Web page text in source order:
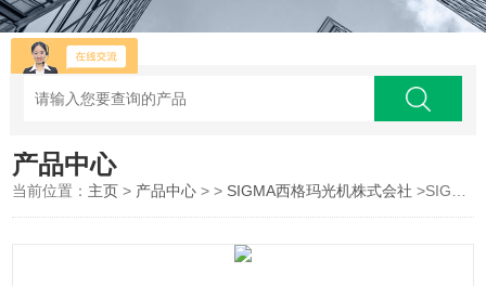
产品中心
当前位置： 主页 > 产品中心 > > SIGMA西格玛光机株式会社 >SIGMAKOKI西格玛光机立方体分光器组件